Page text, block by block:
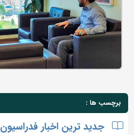
برچسب ها :
جدید ترین اخبار فدراسیون